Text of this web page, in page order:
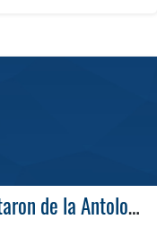
Rectores de todo el país disfrutaron de la Antología de la Zarzuela